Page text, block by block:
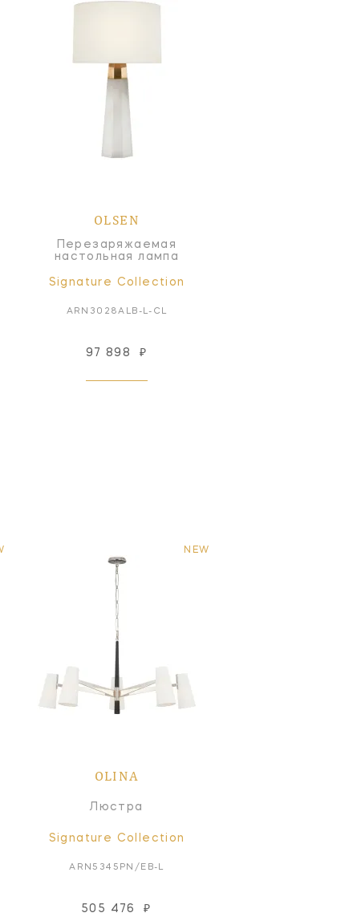
OLSEN
Перезаряжаемая
настольная лампа
Signature Collection
ARN3028ALB-L-CL
97 898 ₽
NEW
OLINA
Люстра
Signature Collection
ARN5345PN/EB-L
505 476 ₽